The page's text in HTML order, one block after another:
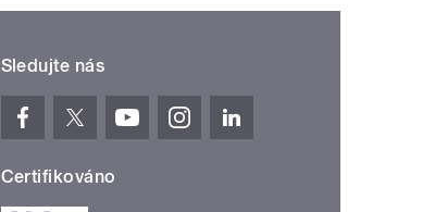
Sledujte nás
Certifikováno